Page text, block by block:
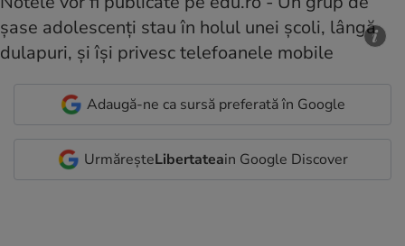
Adaugă-ne ca sursă preferată în Google
UrmăreșteLibertateain Google Discover